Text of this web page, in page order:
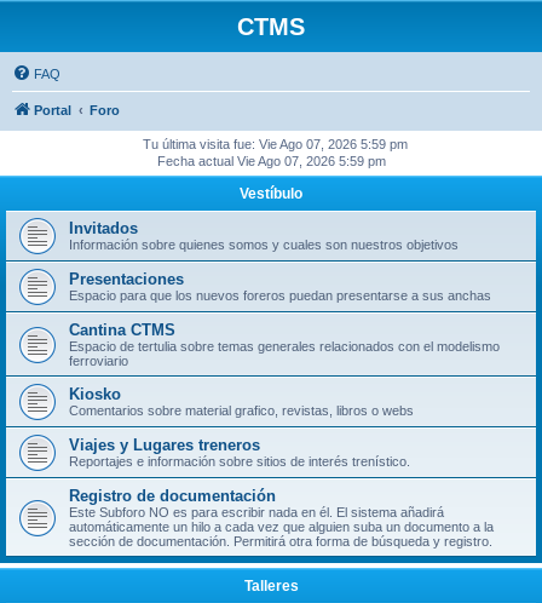
CTMS
FAQ
Portal Foro
Tu última visita fue: Vie Ago 07, 2026 5:59 pm
Fecha actual Vie Ago 07, 2026 5:59 pm
Vestíbulo
Invitados
Información sobre quienes somos y cuales son nuestros objetivos
Presentaciones
Espacio para que los nuevos foreros puedan presentarse a sus anchas
Cantina CTMS
Espacio de tertulia sobre temas generales relacionados con el modelismo
ferroviario
Kiosko
Comentarios sobre material grafico, revistas, libros o webs
Viajes y Lugares treneros
Reportajes e información sobre sitios de interés trenístico.
Registro de documentación
Este Subforo NO es para escribir nada en él. El sistema añadirá
automáticamente un hilo a cada vez que alguien suba un documento a la
sección de documentación. Permitirá otra forma de búsqueda y registro.
Talleres